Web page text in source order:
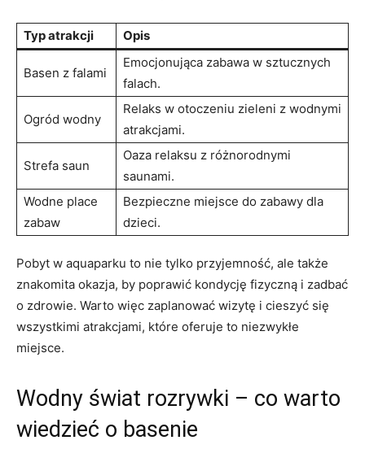
Typ atrakcji Opis
Basen z falami
Emocjonująca zabawa w sztucznych
falach.
Ogród wodny
Relaks w otoczeniu zieleni z wodnymi
atrakcjami.
Strefa saun
Oaza relaksu z różnorodnymi
saunami.
Wodne place
zabaw
Bezpieczne miejsce do zabawy dla
dzieci.
Pobyt w aquaparku to nie tylko przyjemność, ale także
znakomita okazja, by poprawić kondycję fizyczną i zadbać
o zdrowie. Warto więc zaplanować wizytę i cieszyć się
wszystkimi atrakcjami, które oferuje to niezwykłe
miejsce.
Wodny świat rozrywki – co warto
wiedzieć o basenie